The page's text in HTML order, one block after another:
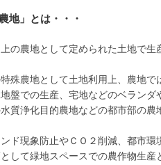
地」とは・・・
の農地として定められた土地で
殊農地として土地利用上、農地
盤での生産、宅地などのベラン
質浄化目的農地などの都市部の農
ド現象防止やＣＯ２削減、都市
して緑地スペースでの農作物生